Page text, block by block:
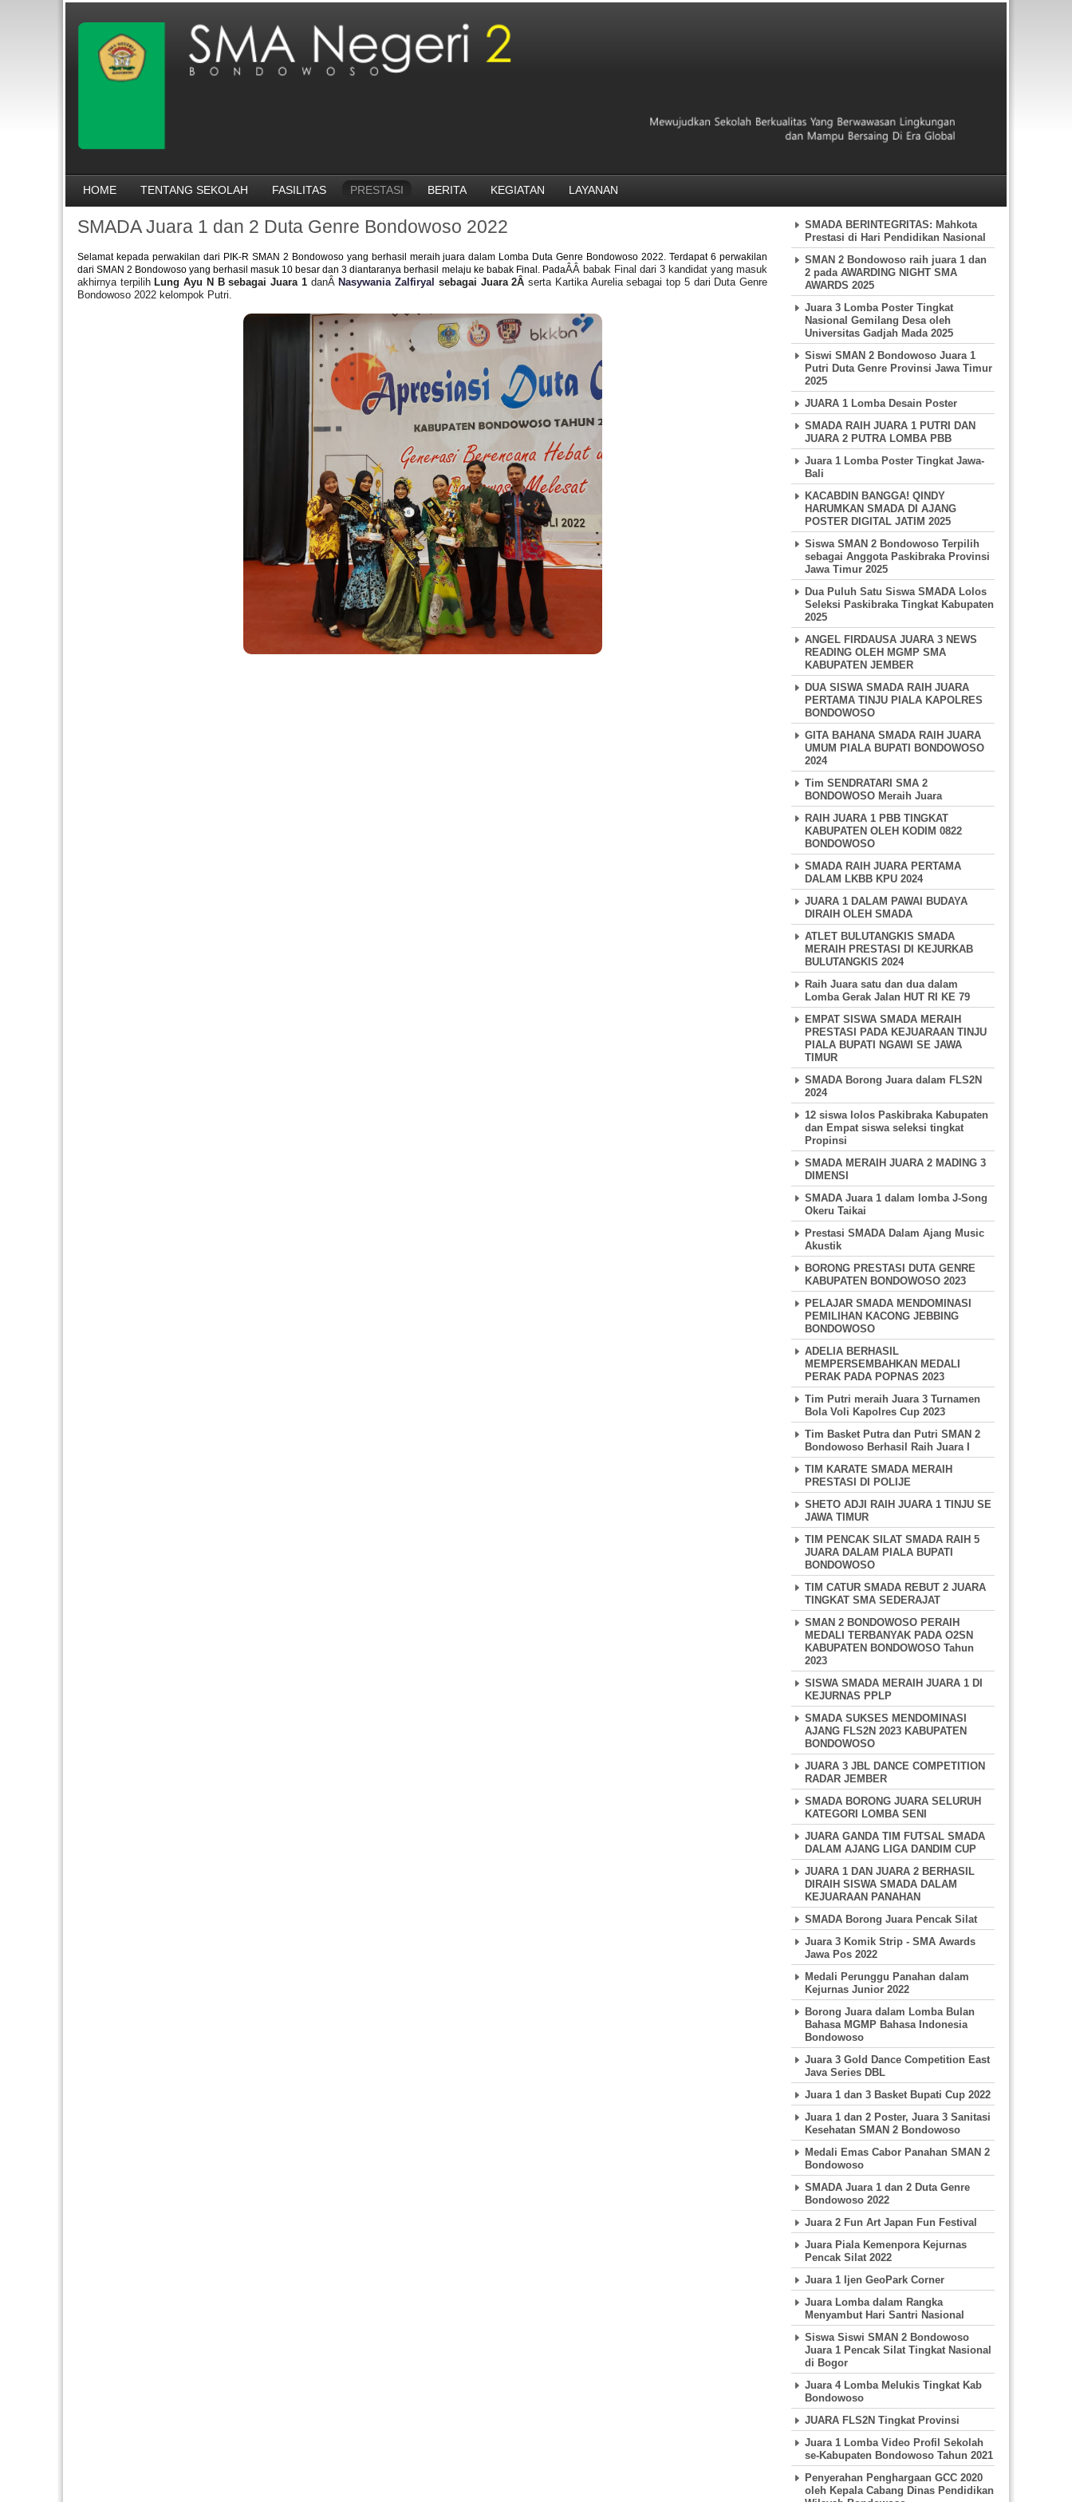
HOME TENTANG SEKOLAH FASILITAS PRESTASI BERITA KEGIATAN LAYANAN
SMADA BERINTEGRITAS: Mahkota
Prestasi di Hari Pendidikan Nasional
SMAN 2 Bondowoso raih juara 1 dan
2 pada AWARDING NIGHT SMA
AWARDS 2025
Juara 3 Lomba Poster Tingkat
Nasional Gemilang Desa oleh
Universitas Gadjah Mada 2025
Siswi SMAN 2 Bondowoso Juara 1
Putri Duta Genre Provinsi Jawa Timur
2025
JUARA 1 Lomba Desain Poster
SMADA RAIH JUARA 1 PUTRI DAN
JUARA 2 PUTRA LOMBA PBB
Juara 1 Lomba Poster Tingkat Jawa-
Bali
KACABDIN BANGGA! QINDY
HARUMKAN SMADA DI AJANG
POSTER DIGITAL JATIM 2025
Siswa SMAN 2 Bondowoso Terpilih
sebagai Anggota Paskibraka Provinsi
Jawa Timur 2025
Dua Puluh Satu Siswa SMADA Lolos
Seleksi Paskibraka Tingkat Kabupaten
2025
ANGEL FIRDAUSA JUARA 3 NEWS
READING OLEH MGMP SMA
KABUPATEN JEMBER
DUA SISWA SMADA RAIH JUARA
PERTAMA TINJU PIALA KAPOLRES
BONDOWOSO
GITA BAHANA SMADA RAIH JUARA
UMUM PIALA BUPATI BONDOWOSO
2024
Tim SENDRATARI SMA 2
BONDOWOSO Meraih Juara
RAIH JUARA 1 PBB TINGKAT
KABUPATEN OLEH KODIM 0822
BONDOWOSO
SMADA RAIH JUARA PERTAMA
DALAM LKBB KPU 2024
JUARA 1 DALAM PAWAI BUDAYA
DIRAIH OLEH SMADA
ATLET BULUTANGKIS SMADA
MERAIH PRESTASI DI KEJURKAB
BULUTANGKIS 2024
Raih Juara satu dan dua dalam
Lomba Gerak Jalan HUT RI KE 79
EMPAT SISWA SMADA MERAIH
PRESTASI PADA KEJUARAAN TINJU
PIALA BUPATI NGAWI SE JAWA
TIMUR
SMADA Borong Juara dalam FLS2N
2024
12 siswa lolos Paskibraka Kabupaten
dan Empat siswa seleksi tingkat
Propinsi
SMADA MERAIH JUARA 2 MADING 3
DIMENSI
SMADA Juara 1 dalam lomba J-Song
Okeru Taikai
Prestasi SMADA Dalam Ajang Music
Akustik
BORONG PRESTASI DUTA GENRE
KABUPATEN BONDOWOSO 2023
PELAJAR SMADA MENDOMINASI
PEMILIHAN KACONG JEBBING
BONDOWOSO
ADELIA BERHASIL
MEMPERSEMBAHKAN MEDALI
PERAK PADA POPNAS 2023
Tim Putri meraih Juara 3 Turnamen
Bola Voli Kapolres Cup 2023
Tim Basket Putra dan Putri SMAN 2
Bondowoso Berhasil Raih Juara I
TIM KARATE SMADA MERAIH
PRESTASI DI POLIJE
SHETO ADJI RAIH JUARA 1 TINJU SE
JAWA TIMUR
TIM PENCAK SILAT SMADA RAIH 5
JUARA DALAM PIALA BUPATI
BONDOWOSO
TIM CATUR SMADA REBUT 2 JUARA
TINGKAT SMA SEDERAJAT
SMAN 2 BONDOWOSO PERAIH
MEDALI TERBANYAK PADA O2SN
KABUPATEN BONDOWOSO Tahun
2023
SISWA SMADA MERAIH JUARA 1 DI
KEJURNAS PPLP
SMADA SUKSES MENDOMINASI
AJANG FLS2N 2023 KABUPATEN
BONDOWOSO
JUARA 3 JBL DANCE COMPETITION
RADAR JEMBER
SMADA BORONG JUARA SELURUH
KATEGORI LOMBA SENI
JUARA GANDA TIM FUTSAL SMADA
DALAM AJANG LIGA DANDIM CUP
JUARA 1 DAN JUARA 2 BERHASIL
DIRAIH SISWA SMADA DALAM
KEJUARAAN PANAHAN
SMADA Borong Juara Pencak Silat
Juara 3 Komik Strip - SMA Awards
Jawa Pos 2022
Medali Perunggu Panahan dalam
Kejurnas Junior 2022
Borong Juara dalam Lomba Bulan
Bahasa MGMP Bahasa Indonesia
Bondowoso
Juara 3 Gold Dance Competition East
Java Series DBL
Juara 1 dan 3 Basket Bupati Cup 2022
Juara 1 dan 2 Poster, Juara 3 Sanitasi
Kesehatan SMAN 2 Bondowoso
Medali Emas Cabor Panahan SMAN 2
Bondowoso
SMADA Juara 1 dan 2 Duta Genre
Bondowoso 2022
Juara 2 Fun Art Japan Fun Festival
Juara Piala Kemenpora Kejurnas
Pencak Silat 2022
Juara 1 Ijen GeoPark Corner
Juara Lomba dalam Rangka
Menyambut Hari Santri Nasional
Siswa Siswi SMAN 2 Bondowoso
Juara 1 Pencak Silat Tingkat Nasional
di Bogor
Juara 4 Lomba Melukis Tingkat Kab
Bondowoso
JUARA FLS2N Tingkat Provinsi
Juara 1 Lomba Video Profil Sekolah
se-Kabupaten Bondowoso Tahun 2021
Penyerahan Penghargaan GCC 2020
oleh Kepala Cabang Dinas Pendidikan
SMADA Juara 1 dan 2 Duta Genre Bondowoso 2022
Selamat kepada perwakilan dari PIK-R SMAN 2 Bondowoso yang berhasil meraih juara dalam Lomba Duta Genre Bondowoso 2022. Terdapat 6 perwakilan
dari SMAN 2 Bondowoso yang berhasil masuk 10 besar dan 3 diantaranya berhasil melaju ke babak Final. PadaÂÂ babak Final dari 3 kandidat yang masuk
akhirnya terpilih Lung Ayu N B sebagai Juara 1danÂ Nasywania Zalfiryal sebagai Juara 2Âserta Kartika Aurelia sebagai top 5 dari Duta Genre
Bondowoso 2022 kelompok Putri.